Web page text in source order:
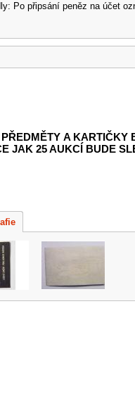
připsání peněz na účet
A KARTIČKY
JAK 25 AUKCÍ BUDE